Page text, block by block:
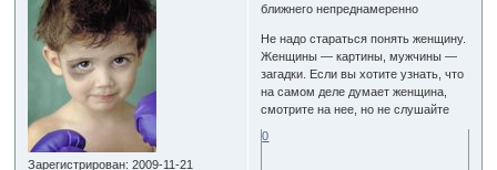
Зарегистрирован: 2009-11-21
ближнего непреднамеренно
Не надо стараться понять женщину.
Женщины — картины, мужчины —
загадки. Если вы хотите узнать, что
на самом деле думает женщина,
смотрите на нее, но не слушайте
0